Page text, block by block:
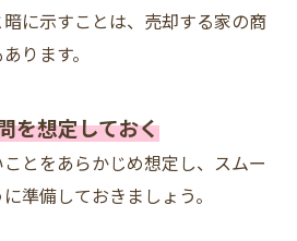
に示すことは、売却する家の商
ります。
を想定しておく
とをあらかじめ想定し、スムー
準備しておきましょう。